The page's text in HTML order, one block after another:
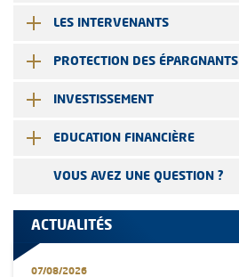
LES INTERVENANTS
PROTECTION DES ÉPARGNANTS
INVESTISSEMENT
EDUCATION FINANCIÈRE
VOUS AVEZ UNE QUESTION ?
ACTUALITÉS
07/08/2026